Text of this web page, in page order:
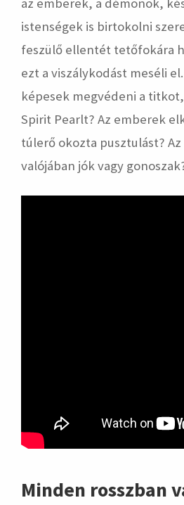
istenségek is birtokolni
feszülő ellentét tetőfokára
ezt a viszálykodást meséli
képesek megvédeni a
Spirit Pearlt? Az emberek
túlerő okozta pusztulást?
valójában jók vagy
Minden rosszban